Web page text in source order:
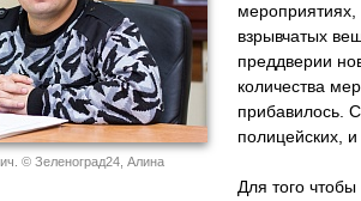
© Зеленоград24, Алина
взрывчатых
преддверии
количества
прибавилось.
полицейских,
Для того чтобы